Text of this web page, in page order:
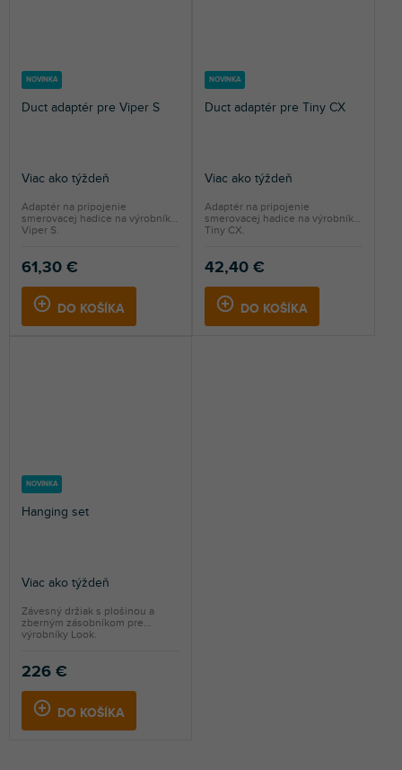
NOVINKA
Duct adaptér pre Viper S
Viac ako týždeň
61,30 €
DO KOŠÍKA
Adaptér na pripojenie
smerovacej hadice na výrobník
Viper S.
NOVINKA
Duct adaptér pre Tiny CX
Viac ako týždeň
42,40 €
DO KOŠÍKA
Adaptér na pripojenie
smerovacej hadice na výrobník
Tiny CX.
NOVINKA
Hanging set
Viac ako týždeň
226 €
DO KOŠÍKA
Závesný držiak s plošinou a
zberným zásobníkom pre
výrobníky Look.